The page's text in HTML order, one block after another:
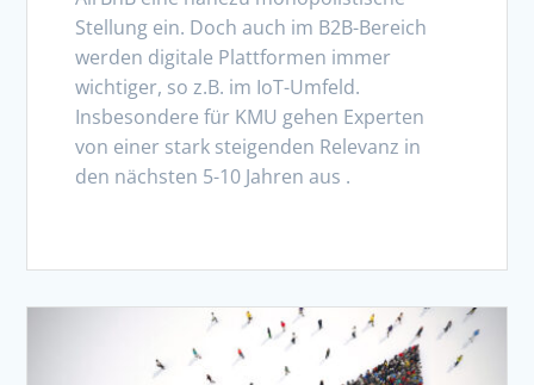
Stellung ein. Doch auch im B2B-Bereich
werden digitale Plattformen immer
wichtiger, so z.B. im IoT-Umfeld.
Insbesondere für KMU gehen Experten
von einer stark steigenden Relevanz in
den nächsten 5-10 Jahren aus .